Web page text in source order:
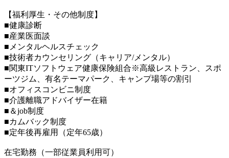
【福利厚生・その他制度】
■健康診断
■産業医面談
■メンタルヘルスチェック
■技術者カウンセリング（キャリア/メンタル）
■関東ITソフトウェア健康保険組合※高級レストラン、スポ
ーツジム、有名テーマパーク、キャンプ場等の割引
■オフィスコンビニ制度
■介護離職アドバイザー在籍
■＆job制度
■カムバック制度
■定年後再雇用（定年65歳）
在宅勤務（一部従業員利用可）